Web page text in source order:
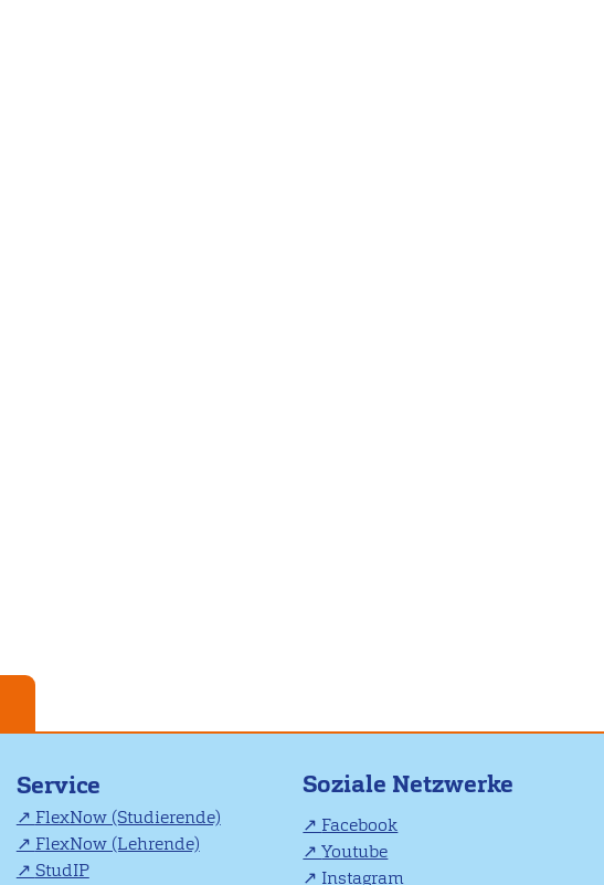
Service
FlexNow (Studierende)
FlexNow (Lehrende)
StudIP
Soziale Netzwerke
Facebook
Youtube
Instagram